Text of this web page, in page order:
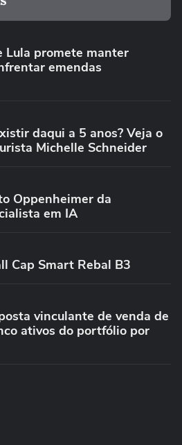
Lula promete manter
emendas
daqui a 5 anos? Veja o
Michelle Schneider
Oppenheimer da
em IA
Cap Smart Rebal B3
vinculante de venda de
ativos do portfólio por